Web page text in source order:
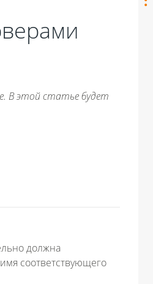
В этой статье будет
должна
соответствующего